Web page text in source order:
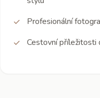
Profesionální
Cestovní příležitosti